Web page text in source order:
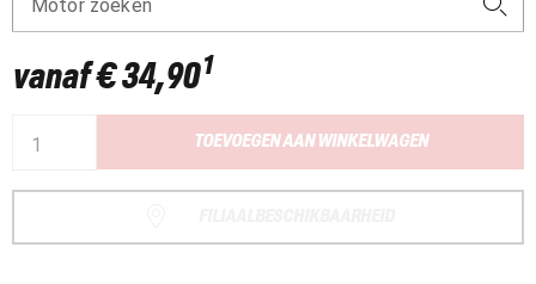
Motor zoeken
vanaf€ 34,901
TOEVOEGEN AAN WINKELWAGEN